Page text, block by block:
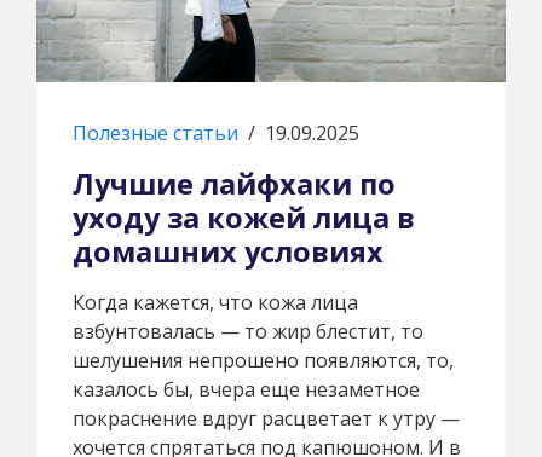
Полезные статьи / 19.09.2025
Лучшие лайфхаки по
уходу за кожей лица в
домашних условиях
Когда кажется, что кожа лица
взбунтовалась — то жир блестит, то
шелушения непрошено появляются, то,
казалось бы, вчера еще незаметное
покраснение вдруг расцветает к утру —
хочется спрятаться под капюшоном. И в